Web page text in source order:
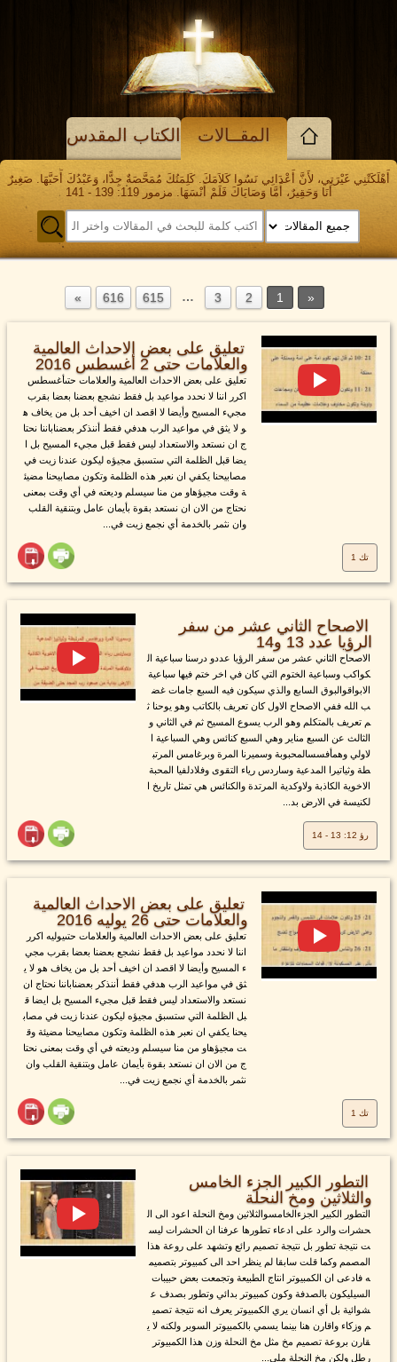
المقــالات الكتاب المقدس
أَهْلَكَتْنِي غَيْرَتِي، لأَنَّ أَعْدَائِي نَسُوا كَلاَمَكَ. كَلِمَتُكَ مُمَحَّصَةٌ جِدًّا، وَعَبْدُكَ أَحَبَّهَا. صَغِيرٌ
أَنَا وَحَقِيرٌ، أَمَّا وَصَايَاكَ فَلَمْ أَنْسَهَا. مزمور 119: 139 - 141
1
2
3
…
615
616
تعليق على بعض الاحداث العالمية
والعلامات حتى 2 أغسطس 2016
تعليق على بعض الاحداث العالمية والعلامات حتىأغسطس
اكرر اننا لا نحدد مواعيد بل فقط نشجع بعضنا بعضا بقرب
مجيء المسيح وأيضا لا اقصد ان اخيف أحد بل من يخاف ه
و لا يثق في مواعيد الرب هدفي فقط أننذكر بعضناباننا نحتا
ج ان نستعد والاستعداد ليس فقط قبل مجيء المسيح بل ا
يضا قبل الظلمة التي ستسبق مجيؤه ليكون عندنا زيت في
مصابيحنا يكفي ان نعبر هذه الظلمة وتكون مصابيحنا مضيئ
ة وقت مجيؤهاو من منا سيسلم وديعته في أي وقت بمعنى
نحتاج من الان ان نستعد بقوة بأيمان عامل وبتنقية القلب
وان نثمر بالخدمة أي نجمع زيت في...
تك 1
الاصحاح الثاني عشر من سفر
الرؤيا عدد 13 و14
الاصحاح الثاني عشر من سفر الرؤيا عددو درسنا سباعية ال
كواكب وسباعية الختوم التي كان في اخر ختم فيها سباعية
الابواقوالبوق السابع والذي سيكون فيه السبع جامات غض
ب الله ففي الاصحاح الاول كان تعريف بالكاتب وهو يوحنا ث
م تعريف بالمتكلم وهو الرب يسوع المسيح ثم في الثاني و
الثالث عن السبع مناير وهي السبع كنائس وهي السباعية ا
لاولي وهمأفسسالمحبوبة وسميرنا المرة وبرغامس المرتب
طة وثياتيرا المدعية وساردس رياء التقوى وفلادلفيا المحبة
الاخوية الكاذبة ولاوكدية المرتدة والكنائس هي تمثل تاريخ ا
لكنيسة في الارض بد...
رؤ 12: 13 - 14
تعليق على بعض الاحداث العالمية
والعلامات حتى 26 يوليه 2016
تعليق على بعض الاحداث العالمية والعلامات حتىيوليه اكرر
اننا لا نحدد مواعيد بل فقط نشجع بعضنا بعضا بقرب مجي
ء المسيح وأيضا لا اقصد ان اخيف أحد بل من يخاف هو لا ي
ثق في مواعيد الرب هدفي فقط أننذكر بعضناباننا نحتاج ان
نستعد والاستعداد ليس فقط قبل مجيء المسيح بل ايضا ق
بل الظلمة التي ستسبق مجيؤه ليكون عندنا زيت في مصاب
يحنا يكفي ان نعبر هذه الظلمة وتكون مصابيحنا مضيئة وق
ت مجيؤهاو من منا سيسلم وديعته في أي وقت بمعنى نحتا
ج من الان ان نستعد بقوة بأيمان عامل وبتنقية القلب وان
نثمر بالخدمة أي نجمع زيت في...
تك 1
التطور الكبير الجزء الخامس
والثلاثين ومخ النحلة
التطور الكبير الجزءالخامسوالثلاثين ومخ النحلة اعود الى ال
حشرات والرد على ادعاء تطورها عرفنا ان الحشرات ليس
ت نتيجة تطور بل نتيجة تصميم رائع وتشهد على روعة هذا
المصمم وكما قلت سابقا لم ينظر احد الى كمبيوتر بتصميم
ه فادعى ان الكمبيوتر انتاج الطبيعة وتجمعت بعض حبيبات
السيليكون بالصدفة وكون كمبيوتر بدائي وتطور بصدف ع
شوائية بل أي انسان يري الكمبيوتر يعرف انه نتيجة تصمي
م وزكاء واقارن هنا بينما يسمي بالكمبيوتر السوبر ولكنه لا ي
قارن بروعة تصميم مخ مثل مخ النحلة وزن هذا الكمبيوتر
رطل ولكن مخ النحلة ملي...